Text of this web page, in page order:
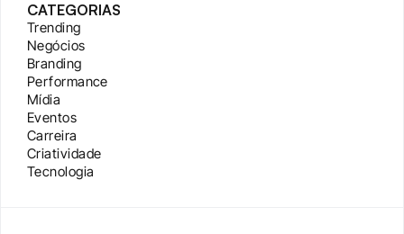
CATEGORIAS
Trending
Negócios
Branding
Performance
Mídia
Eventos
Carreira
Criatividade
Tecnologia